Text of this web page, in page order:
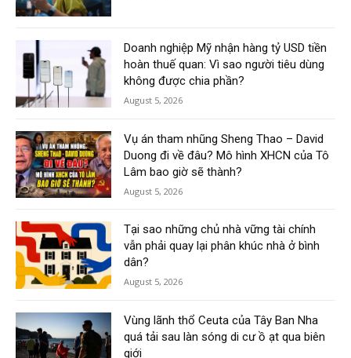
Doanh nghiệp Mỹ nhận hàng tỷ USD tiền
hoàn thuế quan: Vì sao người tiêu dùng
không được chia phần?
August 5, 2026
Vụ án tham nhũng Sheng Thao – David
Duong đi về đâu? Mô hình XHCN của Tô
Lâm bao giờ sẽ thành?
August 5, 2026
Tại sao những chủ nhà vững tài chính
vẫn phải quay lại phân khúc nhà ở bình
dân?
August 5, 2026
Vùng lãnh thổ Ceuta của Tây Ban Nha
quá tải sau làn sóng di cư ồ ạt qua biên
giới